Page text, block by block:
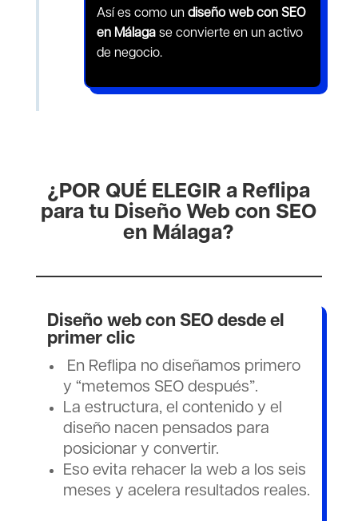
Así es como un diseño web con SEO
en Málagase convierte en un activo
de negocio.
¿POR QUÉ ELEGIR a Reflipa
para tu Diseño Web con SEO
en Málaga?
Diseño web con SEO desde el
primer clic
En Reflipa no diseñamos primero
y “metemos SEO después”.
La estructura, el contenido y el
diseño nacen pensados para
posicionar y convertir.
Eso evita rehacer la web a los seis
meses y acelera resultados reales.